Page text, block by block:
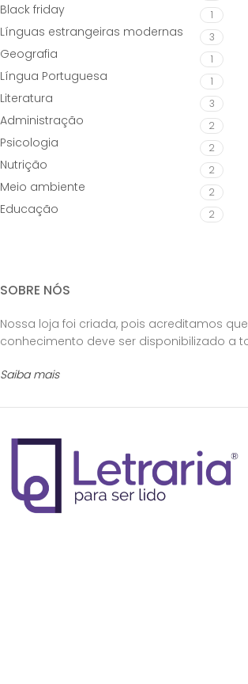
Black friday 1
Línguas estrangeiras modernas 3
Geografia 1
Língua Portuguesa 1
Literatura 3
Administração 2
Psicologia 2
Nutrição 2
Meio ambiente 2
Educação 2
SOBRE NÓS
Nossa loja foi criada, pois acreditamos
conhecimento deve ser disponibilizado a
Saiba mais